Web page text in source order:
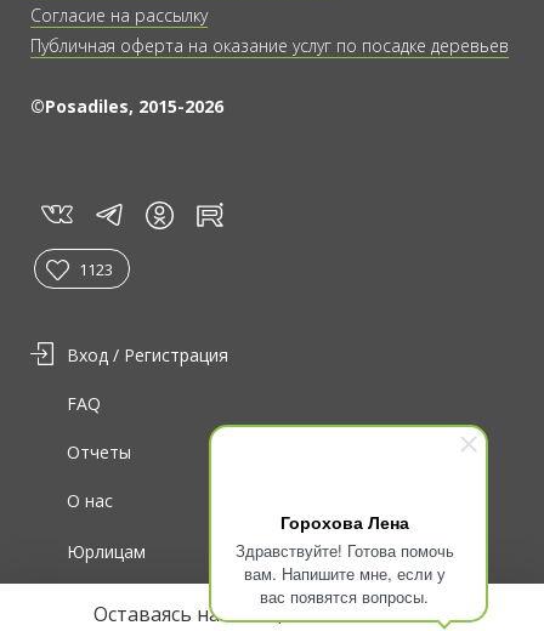
Горохова Лена
Здравствуйте! Готова помочь
вам. Напишите мне, если у
вас появятся вопросы.
Согласие на рассылку
Публичная оферта на оказание услуг по посадке деревьев
©Posadiles, 2015-2026
vk tg in rt
1123
Вход / Регистрация
Для волонтеров
Юрлицам
О нас
Отчеты
FAQ
Оставаясь на сайте, вы соглашаетесь